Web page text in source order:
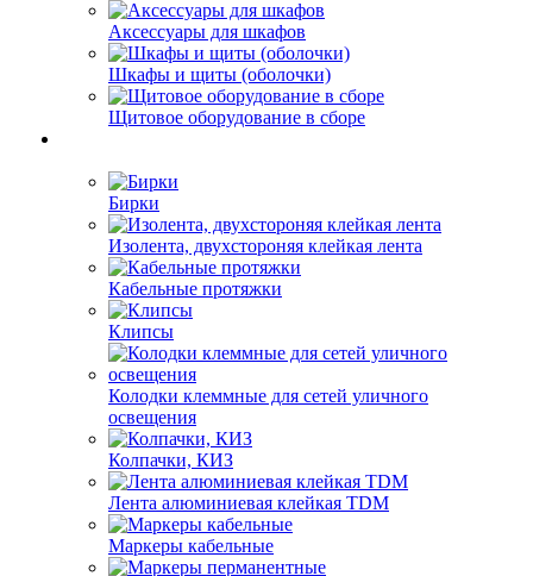
Аксессуары для шкафов
Шкафы и щиты (оболочки)
Щитовое оборудование в сборе
Бирки
Изолента, двухстороняя клейкая лента
Кабельные протяжки
Клипсы
Колодки клеммные для сетей уличного
освещения
Колпачки, КИЗ
Лента алюминиевая клейкая TDM
Маркеры кабельные